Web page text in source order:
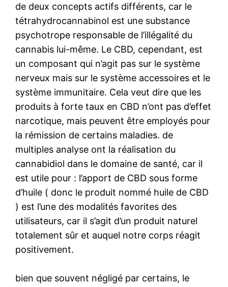
de deux concepts actifs différents, car le
tétrahydrocannabinol est une substance
psychotrope responsable de l’illégalité du
cannabis lui-même. Le CBD, cependant, est
un composant qui n’agit pas sur le système
nerveux mais sur le système accessoires et le
système immunitaire. Cela veut dire que les
produits à forte taux en CBD n’ont pas d’effet
narcotique, mais peuvent être employés pour
la rémission de certains maladies. de
multiples analyse ont la réalisation du
cannabidiol dans le domaine de santé, car il
est utile pour : l’apport de CBD sous forme
d’huile ( donc le produit nommé huile de CBD
) est l’une des modalités favorites des
utilisateurs, car il s’agit d’un produit naturel
totalement sûr et auquel notre corps réagit
positivement.
bien que souvent négligé par certains, le